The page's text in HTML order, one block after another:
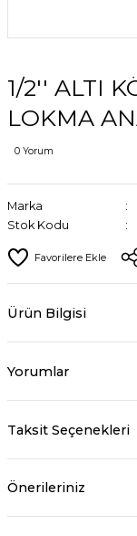
1/2'' ALTI
LOKMA
0 Yorum
Marka
Stok Kodu
Ürün Bilgisi
Yorumlar
Taksit Seçenekleri
Önerileriniz